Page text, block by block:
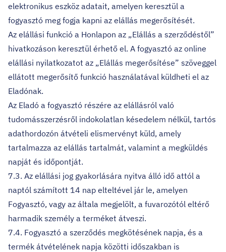
elektronikus eszköz adatait, amelyen keresztül a
fogyasztó meg fogja kapni az elállás megerősítését.
Az elállási funkció a Honlapon az „Elállás a szerződéstől”
hivatkozáson keresztül érhető el. A fogyasztó az online
elállási nyilatkozatot az „Elállás megerősítése” szöveggel
ellátott megerősítő funkció használatával küldheti el az
Eladónak.
Az Eladó a fogyasztó részére az elállásról való
tudomásszerzésről indokolatlan késedelem nélkül, tartós
adathordozón átvételi elismervényt küld, amely
tartalmazza az elállás tartalmát, valamint a megküldés
napját és időpontját.
7.3. Az elállási jog gyakorlására nyitva álló idő attól a
naptól számított 14 nap elteltével jár le, amelyen
Fogyasztó, vagy az általa megjelölt, a fuvarozótól eltérő
harmadik személy a terméket átveszi.
7.4. Fogyasztó a szerződés megkötésének napja, és a
termék átvételének napja közötti időszakban is